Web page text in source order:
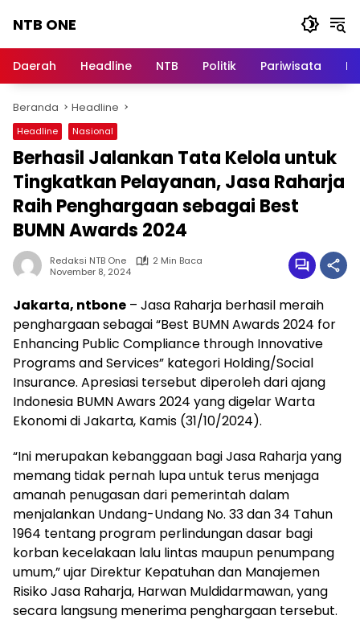
NTB ONE
dan
Berita
Lombok
Daerah Headline NTB Politik Pariwisata
Beranda Headline
Headline Nasional
Berhasil Jalankan Tata Kelola untuk
Tingkatkan Pelayanan, Jasa Raharja
Raih Penghargaan sebagai Best
BUMN Awards 2024
Redaksi NTB One
2 Min Baca
November 8, 2024
Jakarta, ntbone – Jasa Raharja berhasil meraih
penghargaan sebagai “Best BUMN Awards 2024 for
Enhancing Public Compliance through Innovative
Programs and Services” kategori Holding/Social
Insurance. Apresiasi tersebut diperoleh dari ajang
Indonesia BUMN Awars 2024 yang digelar Warta
Ekonomi di Jakarta, Kamis (31/10/2024).
“Ini merupakan kebanggaan bagi Jasa Raharja yang
memang tidak pernah lupa untuk terus menjaga
amanah penugasan dari pemerintah dalam
menjalankan Undang-Undang No. 33 dan 34 Tahun
1964 tentang program perlindungan dasar bagi
korban kecelakaan lalu lintas maupun penumpang
umum,” ujar Direktur Kepatuhan dan Manajemen
Risiko Jasa Raharja, Harwan Muldidarmawan, yang
secara langsung menerima penghargaan tersebut.